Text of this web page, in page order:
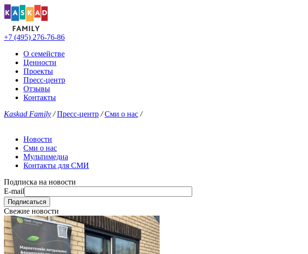
+7 (495) 276-76-86
О семействе
Ценности
Проекты
Пресс-центр
Отзывы
Контакты
Kaskad Family / Пресс-центр / Сми о нас /
Новости
Сми о нас
Мультимедиа
Контакты для СМИ
Подписка на новости
E-mail
Свежие новости